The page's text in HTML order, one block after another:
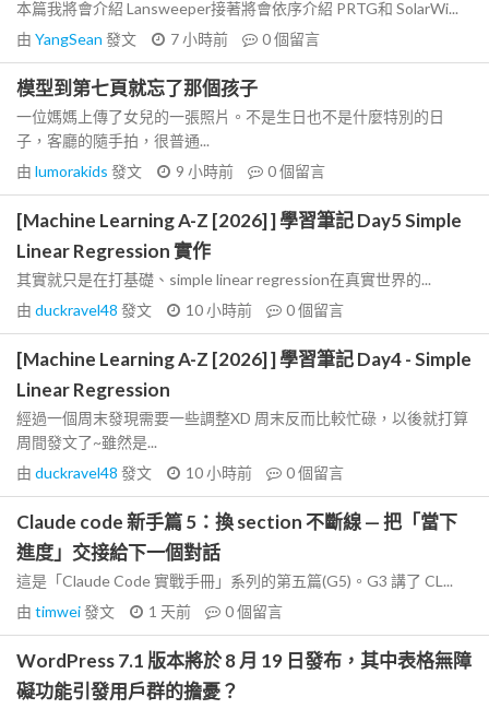
本篇我將會介紹 Lansweeper接著將會依序介紹 PRTG和 SolarWi...
由 YangSean 發文 7 小時前 0個留言
模型到第七頁就忘了那個孩子
一位媽媽上傳了女兒的一張照片。不是生日也不是什麼特別的日
子，客廳的隨手拍，很普通...
由 lumorakids 發文 9 小時前 0個留言
[Machine Learning A-Z [2026] ] 學習筆記 Day5 Simple
Linear Regression 實作
其實就只是在打基礎、simple linear regression在真實世界的...
由 duckravel48 發文 10 小時前 0個留言
[Machine Learning A-Z [2026] ] 學習筆記 Day4 - Simple
Linear Regression
經過一個周末發現需要一些調整XD 周末反而比較忙碌，以後就打算
周間發文了~雖然是...
由 duckravel48 發文 10 小時前 0個留言
Claude code 新手篇 5：換 section 不斷線 — 把「當下
進度」交接給下一個對話
這是「Claude Code 實戰手冊」系列的第五篇(G5)。G3 講了 CL...
由 timwei發文 1 天前 0個留言
WordPress 7.1 版本將於 8 月 19 日發布，其中表格無障
礙功能引發用戶群的擔憂？